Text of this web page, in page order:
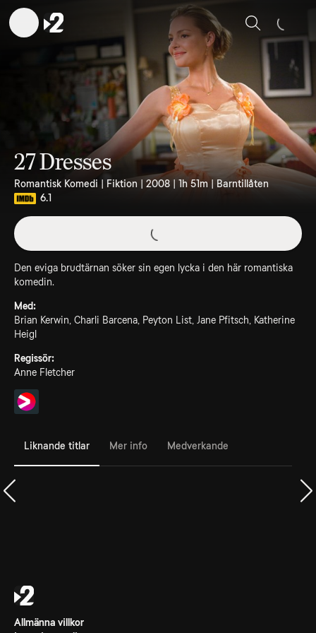
Sök
27 Dresses
Romantisk Komedi | Fiktion | 2008 | 1h 51m | Barntillåten
6.1
Den eviga brudtärnan söker sin egen lycka i den här romantiska
komedin.
Med:
Brian Kerwin, Charli Barcena, Peyton List, Jane Pfitsch, Katherine
Heigl
Regissör:
Anne Fletcher
Liknande titlar Mer info Medverkande
Allmänna villkor